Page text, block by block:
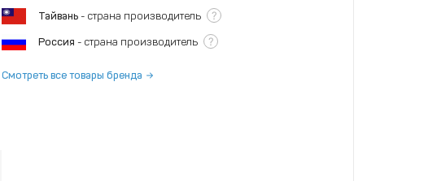
Тайвань - страна производитель ?
Россия - страна производитель ?
Смотреть все товары бренда